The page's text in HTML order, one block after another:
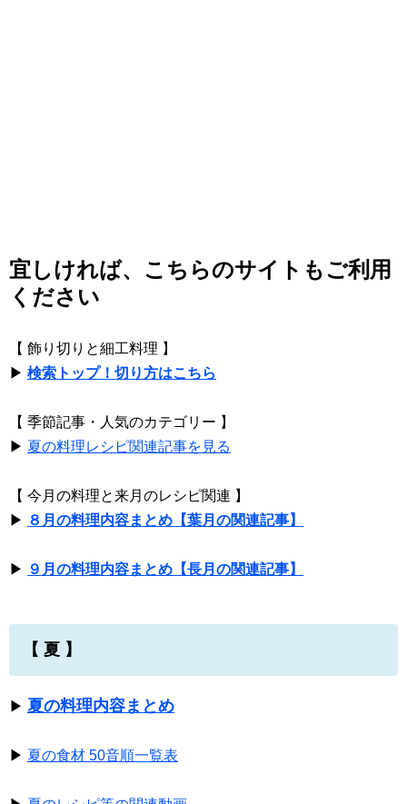
宜しければ、こちらのサイトもご利用
ください
【 飾り切りと細工料理 】
▶ 検索トップ！切り方はこちら
【 季節記事・人気のカテゴリー 】
▶ 夏の料理レシピ関連記事を見る
【 今月の料理と来月のレシピ関連 】
▶ ８月の料理内容まとめ【葉月の関連記事】
▶ ９月の料理内容まとめ【長月の関連記事】
【 夏 】
▶ 夏の料理内容まとめ
▶ 夏の食材 50音順一覧表